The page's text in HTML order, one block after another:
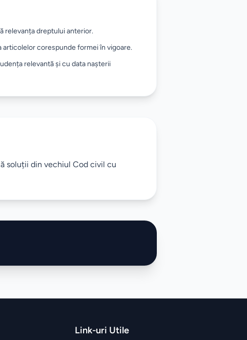
relevanța dreptului anterior.
articolelor corespunde formei în vigoare.
relevantă și cu data nașterii
soluții din vechiul Cod civil cu
Link-uri Utile